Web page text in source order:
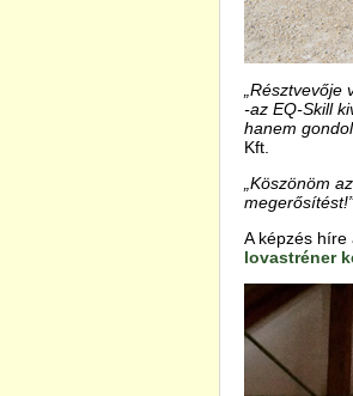
-az EQ-Skill
hanem
Kft.
„Köszönöm
megerősítést!”
A képzés híre
lovastréner